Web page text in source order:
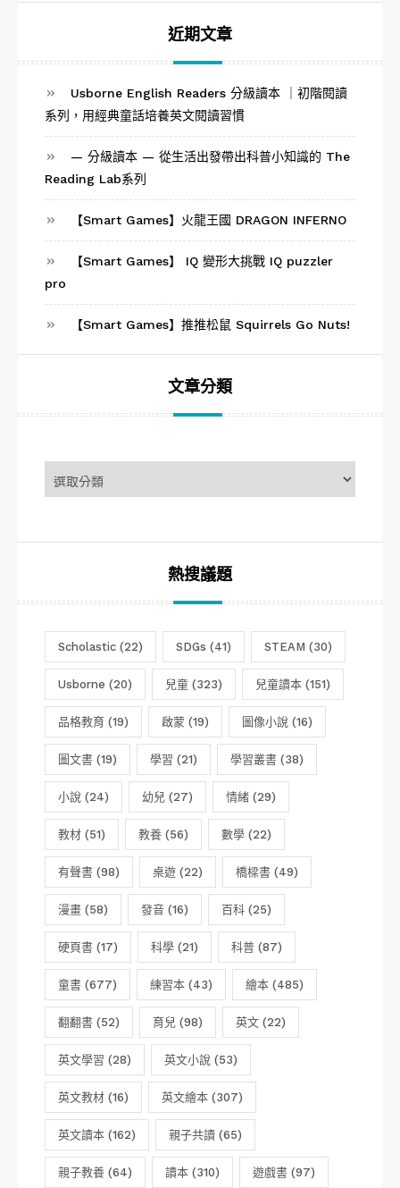
近期文章
Usborne English Readers 分級讀本 ｜初階閱讀
系列，用經典童話培養英文閱讀習慣
— 分級讀本 — 從生活出發帶出科普小知識的 The
Reading Lab系列
【Smart Games】火龍王國 DRAGON INFERNO
【Smart Games】 IQ 變形大挑戰 IQ puzzler
pro
【Smart Games】推推松鼠 Squirrels Go Nuts!
文章分類
章
分
熱搜議題
Scholastic (22) SDGs (41) STEAM (30)
Usborne (20) 兒童 (323) 兒童讀本 (151)
品格教育 (19) 啟蒙 (19) 圖像小說 (16)
圖文書 (19) 學習 (21) 學習叢書 (38)
小說 (24) 幼兒 (27) 情緒 (29)
教材 (51) 教養 (56) 數學 (22)
有聲書 (98) 桌遊 (22) 橋樑書 (49)
漫畫 (58) 發音 (16) 百科 (25)
硬頁書 (17) 科學 (21) 科普 (87)
童書 (677) 練習本 (43) 繪本 (485)
翻翻書 (52) 育兒 (98) 英文 (22)
英文學習 (28) 英文小說 (53)
英文教材 (16) 英文繪本 (307)
英文讀本 (162) 親子共讀 (65)
親子教養 (64) 讀本 (310) 遊戲書 (97)